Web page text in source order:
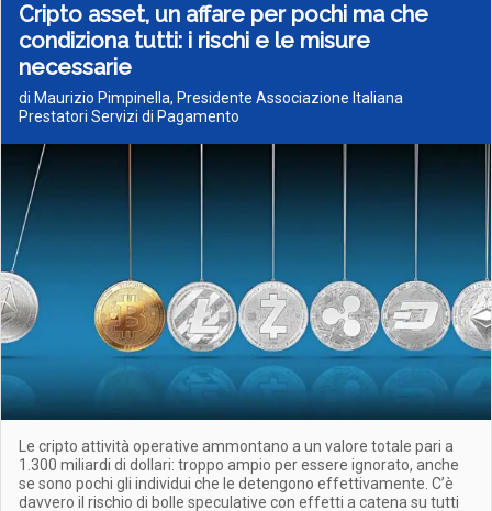
Cripto asset, un affare per pochi ma che
condiziona tutti: i rischi e le misure
necessarie
di Maurizio Pimpinella, Presidente Associazione Italiana
Prestatori Servizi di Pagamento
Le cripto attività operative ammontano a un valore totale pari a
1.300 miliardi di dollari: troppo ampio per essere ignorato, anche
se sono pochi gli individui che le detengono effettivamente. C’è
davvero il rischio di bolle speculative con effetti a catena su tutti